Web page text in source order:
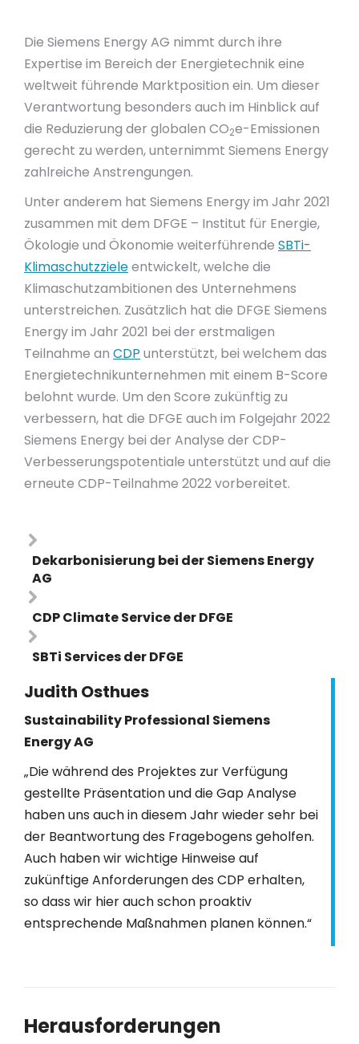
Die Siemens Energy AG nimmt durch ihre
Expertise im Bereich der Energietechnik eine
weltweit führende Marktposition ein. Um dieser
Verantwortung besonders auch im Hinblick auf
die Reduzierung der globalen CO2e-Emissionen
gerecht zu werden, unternimmt Siemens Energy
zahlreiche Anstrengungen.
Unter anderem hat Siemens Energy im Jahr 2021
zusammen mit dem DFGE – Institut für Energie,
Ökologie und Ökonomie weiterführende SBTi-
Klimaschutzzieleentwickelt, welche die
Klimaschutzambitionen des Unternehmens
unterstreichen. Zusätzlich hat die DFGE Siemens
Energy im Jahr 2021 bei der erstmaligen
Teilnahme an CDP unterstützt, bei welchem das
Energietechnikunternehmen mit einem B-Score
belohnt wurde. Um den Score zukünftig zu
verbessern, hat die DFGE auch im Folgejahr 2022
Siemens Energy bei der Analyse der CDP-
Verbesserungspotentiale unterstützt und auf die
erneute CDP-Teilnahme 2022 vorbereitet.
Dekarbonisierung bei der Siemens Energy
AG
CDP Climate Service der DFGE
SBTi Services der DFGE
Judith Osthues
Sustainability Professional Siemens
Energy AG
„Die während des Projektes zur Verfügung
gestellte Präsentation und die Gap Analyse
haben uns auch in diesem Jahr wieder sehr bei
der Beantwortung des Fragebogens geholfen.
Auch haben wir wichtige Hinweise auf
zukünftige Anforderungen des CDP erhalten,
so dass wir hier auch schon proaktiv
entsprechende Maßnahmen planen können.“
Herausforderungen